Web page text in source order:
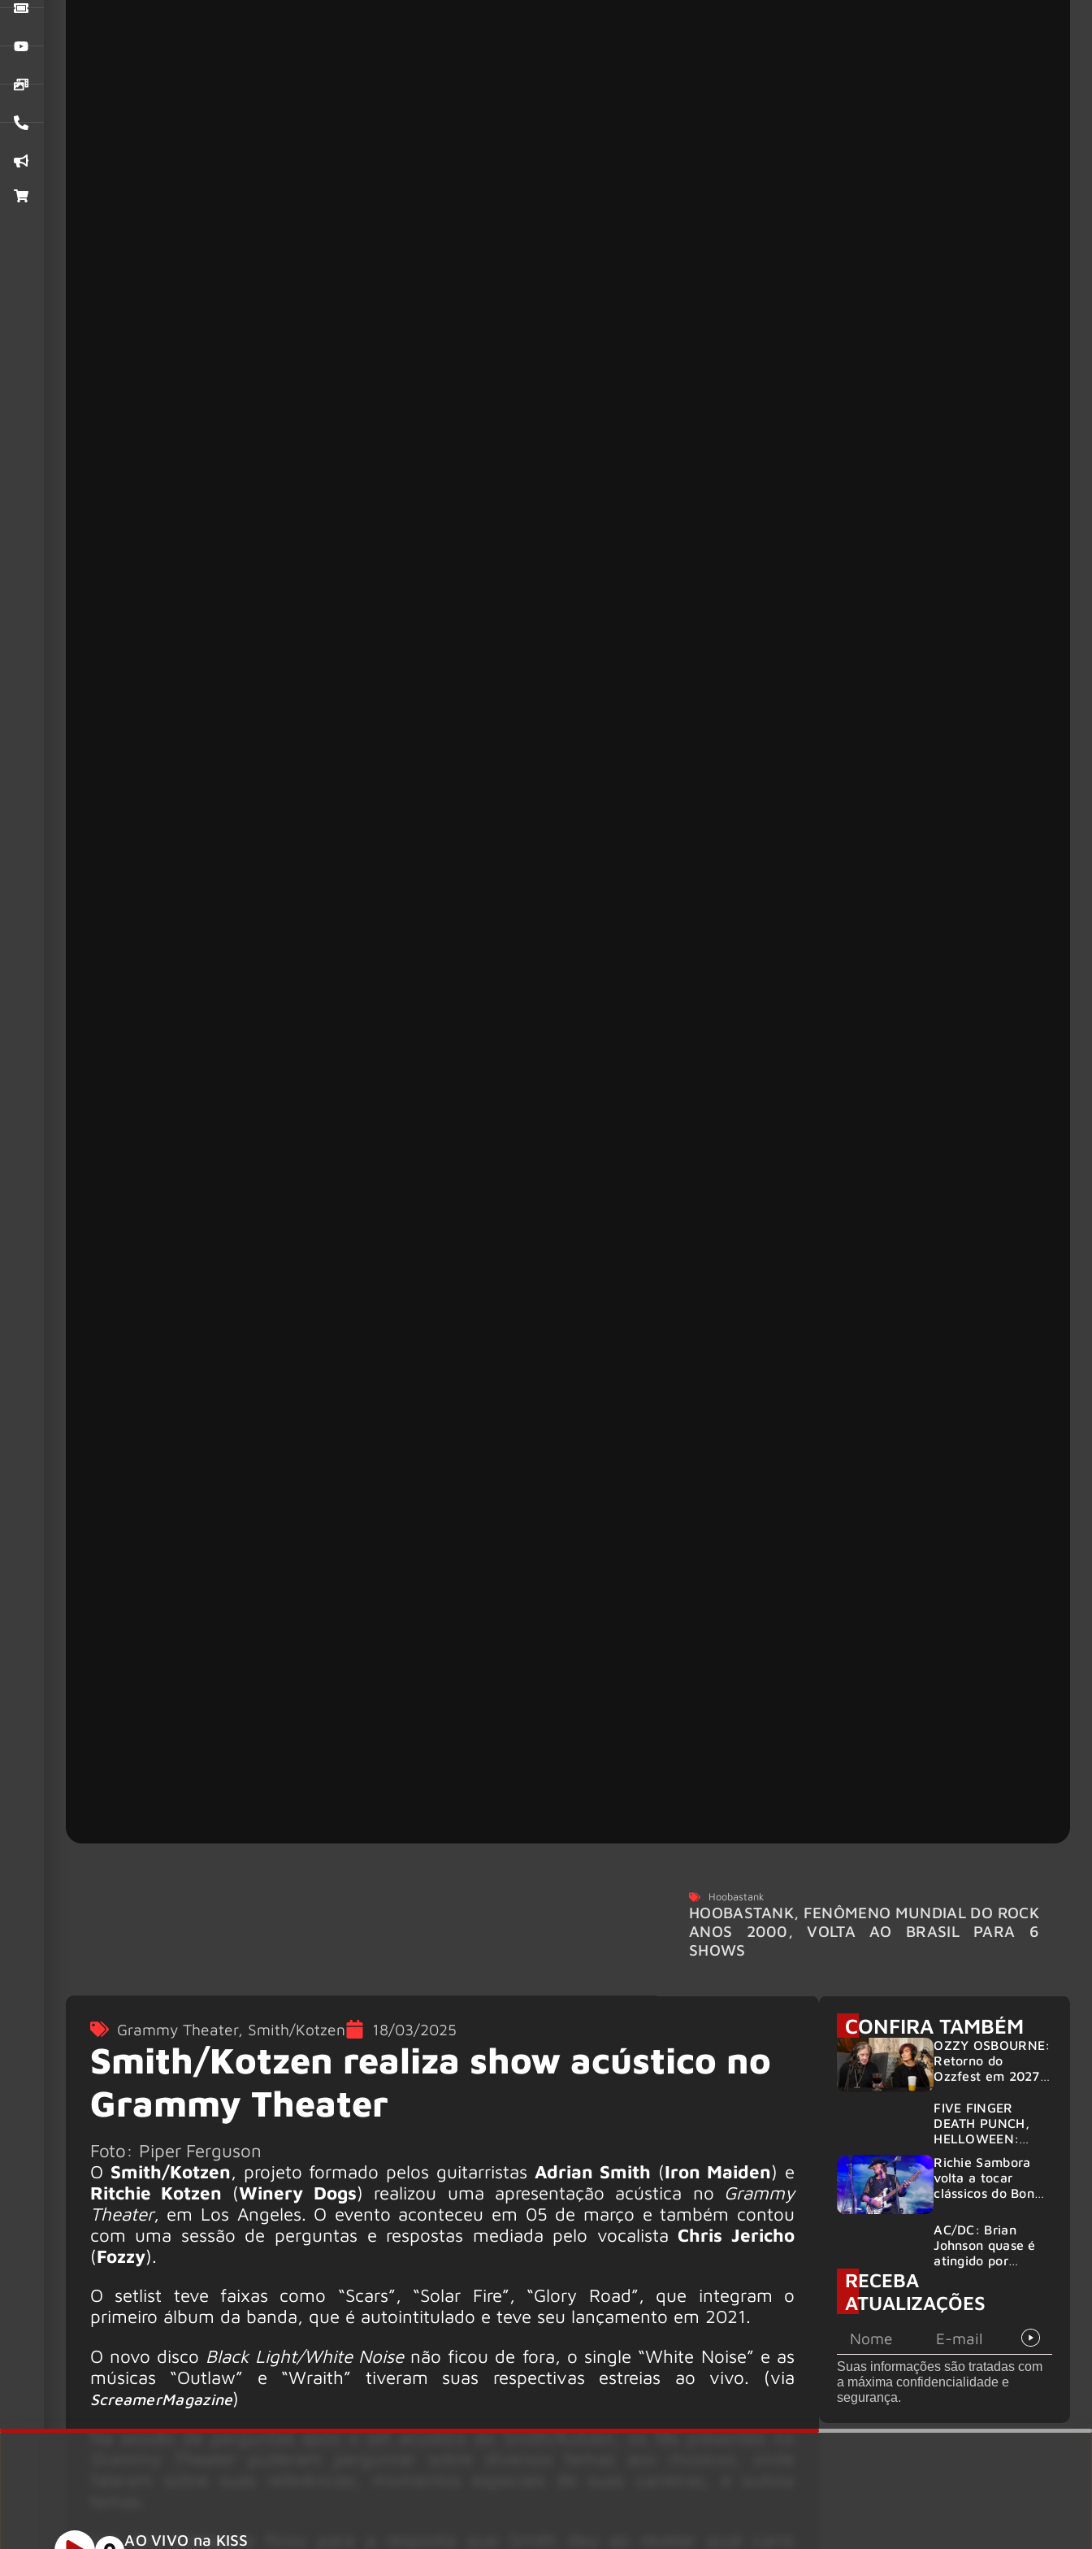
Hoobastank
HOOBASTANK, FENÔMENO MUNDIAL DO ROCK
ANOS 2000, VOLTA AO BRASIL PARA 6
SHOWS
Grammy Theater, Smith/Kotzen 18/03/2025
Smith/Kotzen realiza show acústico no
Grammy Theater
Foto: Piper Ferguson
O Smith/Kotzen, projeto formado pelos guitarristasAdrian Smith (Iron Maiden) e
Ritchie Kotzen (Winery Dogs) realizou uma apresentação acústica no Grammy
Theater, em Los Angeles. O evento aconteceu em 05 de março e também contou
com uma sessão de perguntas e respostas mediada pelo vocalistaChris Jericho
(Fozzy).
O setlist teve faixas como “Scars”, “Solar Fire”, “Glory Road”, que integram o
primeiro álbum da banda, que é autointitulado e teve seu lançamento em 2021.
O novo disco Black Light/White Noisenão ficou de fora, o single “White Noise” e as
músicas “Outlaw” e “Wraith” tiveram suas respectivas estreias ao vivo. (via
ScreamerMagazine)
Na sessão de perguntas após o set acústico do Smith/Kotzen, os fãs presentes no
Um dos destaques ficou para a resposta que Smith deu ao revelar qual carro
CONFIRA TAMBÉM
OZZY OSBOURNE:
Retorno do
Ozzfest em 2027 é
Sharon
FIVE FINGER
DEATH PUNCH,
HELLOWEEN:
Gigantes são
anunciados no
Wacken 2027
Richie Sambora
volta a tocar
clássicos do Bon
supergrupo Kings
of Chaos nos
Estados Unidos
AC/DC: Brian
Johnson quase é
atingido por
RECEBA
ATUALIZAÇÕES
Suas informações são tratadas com
a máxima confidencialidade e
segurança.
AO VIVO na KISS